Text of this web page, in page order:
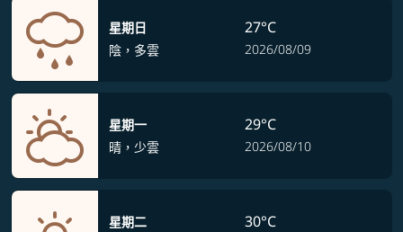
星期日
陰，多雲
27°C
2026/08/09
星期一
晴，少雲
29°C
2026/08/10
星期二
30°C